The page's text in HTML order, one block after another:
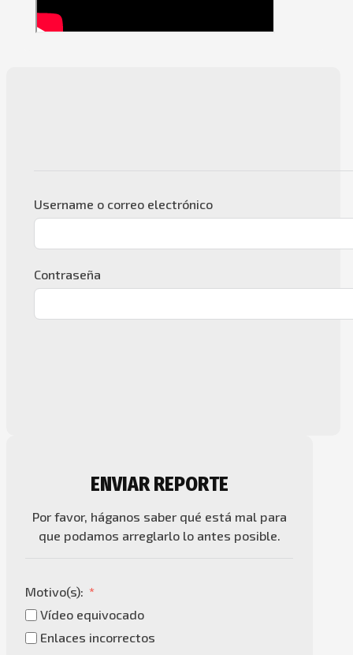
Username o correo electrónico
Contraseña
ENVIAR REPORTE
Por favor, háganos saber qué está mal para
que podamos arreglarlo lo antes posible.
Motivo(s):
Vídeo equivocado
Enlaces incorrectos